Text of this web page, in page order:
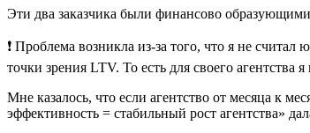
Эти два заказчика были финансово
❗ Проблема возникла из-за того, что я не
точки зрения LTV. То есть для своего агентства
Мне казалось, что если агентство от месяца к
эффективность = стабильный рост агентства»